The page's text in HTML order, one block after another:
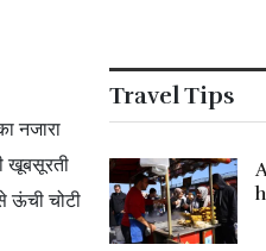
नजारा
खूबसूरती
ऊंची चोटी
Travel Tips